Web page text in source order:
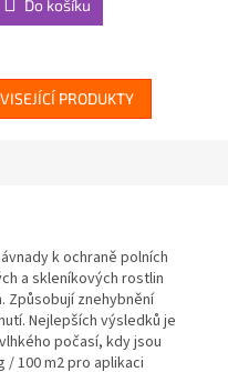
Do košíku
PRODUKTY
k ochraně polních
a skleníkových rostlin
Způsobují znehybnění
Nejlepších výsledků je
počasí, kdy jsou
/ 100 m2 pro aplikaci